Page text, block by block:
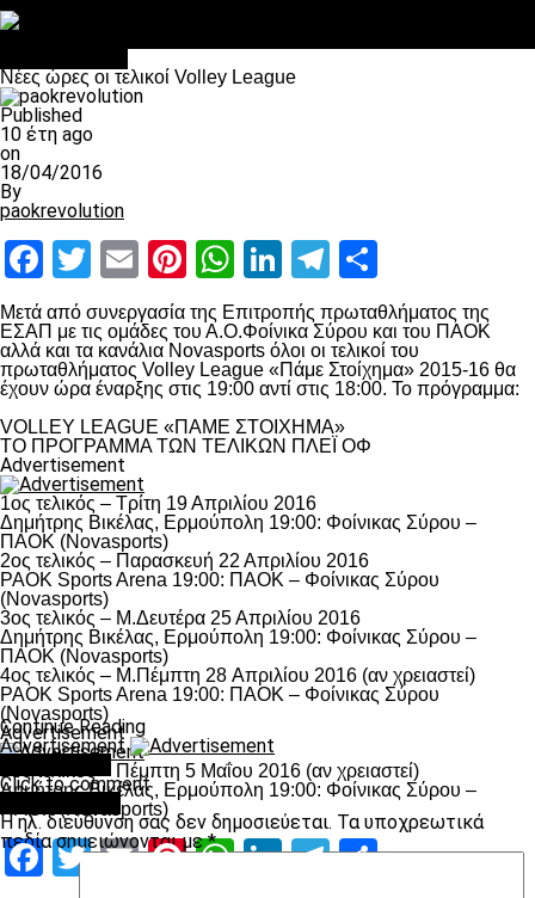
Νέες ώρες οι τελικοί Volley League
Published
10 έτη ago
on
18/04/2016
By
paokrevolution
Facebook
Twitter
EmailPinterest
WhatsApp
LinkedIn
Telegram
Μετά από συνεργασία της Επιτροπής πρωταθλήματος της
ΕΣΑΠ με τις ομάδες του Α.Ο.Φοίνικα Σύρου και του ΠΑΟΚ
αλλά και τα κανάλια Novasports όλοι οι τελικοί του
πρωταθλήματος Volley League «Πάμε Στοίχημα» 2015-16 θα
έχουν ώρα έναρξης στις 19:00 αντί στις 18:00. Το πρόγραμμα:
VOLLEY LEAGUE «ΠΑΜΕ ΣΤΟΙΧΗΜΑ»
ΤΟ ΠΡΟΓΡΑΜΜΑ ΤΩΝ ΤΕΛΙΚΩΝ ΠΛΕΪ ΟΦ
Advertisement
1ος τελικός – Τρίτη 19 Απριλίου 2016
Δημήτρης Βικέλας, Ερμούπολη 19:00: Φοίνικας Σύρου –
ΠΑΟΚ (Novasports)
2ος τελικός – Παρασκευή 22 Απριλίου 2016
PAOK Sports Arena 19:00: ΠΑΟΚ – Φοίνικας Σύρου
(Novasports)
3ος τελικός – Μ.Δευτέρα 25 Απριλίου 2016
Δημήτρης Βικέλας, Ερμούπολη 19:00: Φοίνικας Σύρου –
ΠΑΟΚ (Novasports)
4ος τελικός – Μ.Πέμπτη 28 Aπριλίου 2016 (αν χρειαστεί)
PAOK Sports Arena 19:00: ΠΑΟΚ – Φοίνικας Σύρου
(Novasports)
Advertisement
5ος τελικός – Πέμπτη 5 Μαΐου 2016 (αν χρειαστεί)
Δημήτρης Βικέλας, Ερμούπολη 19:00: Φοίνικας Σύρου –
ΠΑΟΚ (Novasports)
Facebook
Twitter
EmailPinterest
WhatsApp
LinkedIn
Telegram
Continue Reading
Advertisement
Click to comment
Η ηλ. διεύθυνση σας δεν δημοσιεύεται. Τα υποχρεωτικά
πεδία σημειώνονται με*